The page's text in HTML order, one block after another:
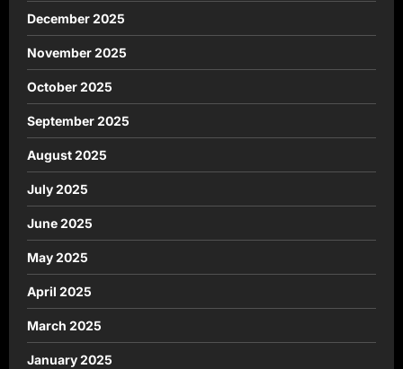
December 2025
November 2025
October 2025
September 2025
August 2025
July 2025
June 2025
May 2025
April 2025
March 2025
January 2025